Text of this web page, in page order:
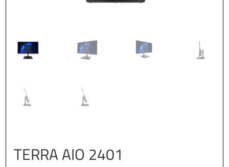
TERRA AIO 2401